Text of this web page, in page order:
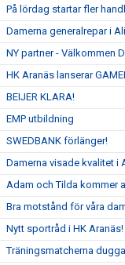
På lördag startar fler
Damerna generalrepar i
NY partner - Välkommen
HK Aranäs lanserar
BEIJER KLARA!
EMP utbildning
SWEDBANK förlänger!
Damerna visade kvalitet i
Adam och Tilda kommer
Bra motstånd för våra
Nytt sportråd i HK Aranäs!
Träningsmatcherna